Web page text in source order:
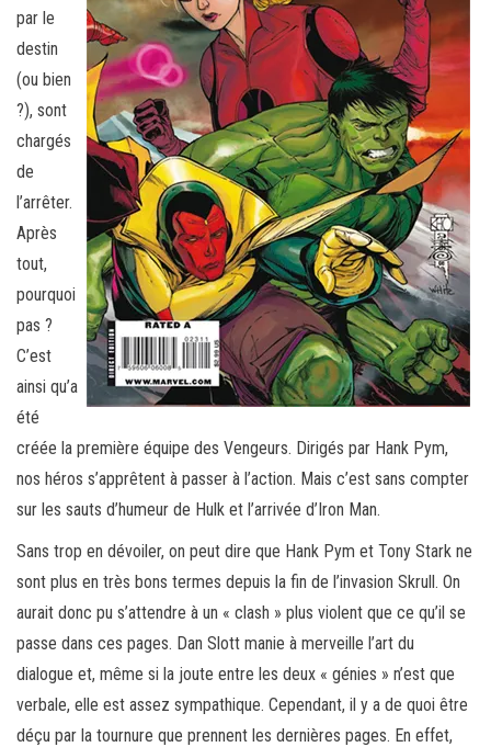
par le
destin
(ou bien
?), sont
chargés
de
l’arrêter.
Après
tout,
pourquoi
pas ?
C’est
ainsi qu’a
été
créée la première équipe des Vengeurs. Dirigés par Hank Pym,
nos héros s’apprêtent à passer à l’action. Mais c’est sans compter
sur les sauts d’humeur de Hulk et l’arrivée d’Iron Man.
Sans trop en dévoiler, on peut dire que Hank Pym et Tony Stark ne
sont plus en très bons termes depuis la fin de l’invasion Skrull. On
aurait donc pu s’attendre à un « clash » plus violent que ce qu’il se
passe dans ces pages. Dan Slott manie à merveille l’art du
dialogue et, même si la joute entre les deux « génies » n’est que
verbale, elle est assez sympathique. Cependant, il y a de quoi être
déçu par la tournure que prennent les dernières pages. En effet,